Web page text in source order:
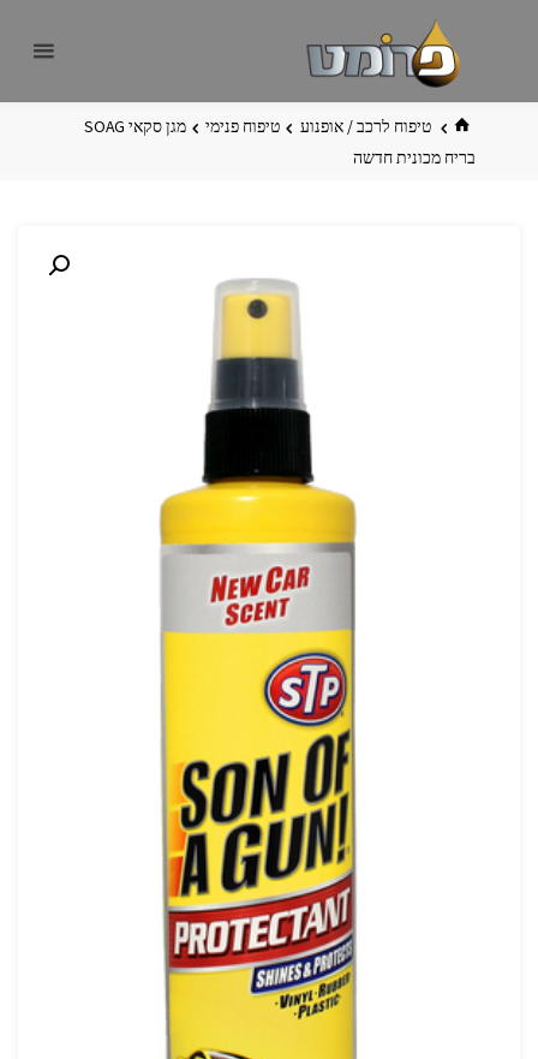
בית טיפוח לרכב / אופנוע טיפוח פנימי
מגן סקאי SOAG
בריח מכונית חדשה